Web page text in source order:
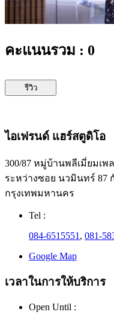
คะแนนรวม : 0
รีวิว
ไอเฟรนด์ แฮร์สตูดิโอ
300/87 หมู่บ้านพลีเมี่ยมเ
ระหว่างซอย นวมินทร์ 87
กรุงเทพมหานคร
Tel :
084-6515551 , 081-
Google Map
เวลาในการให้บริการ
Open Until :